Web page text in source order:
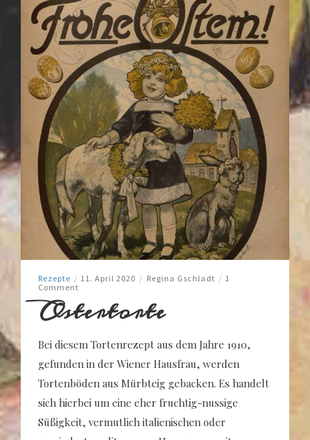
Rezepte / 11. April 2020 / Regina Gschladt / 1
Comment
Ostertorte
Bei diesem Tortenrezept aus dem Jahre 1910,
gefunden in der Wiener Hausfrau, werden
Tortenböden aus Mürbteig gebacken. Es handelt
sich hierbei um eine eher fruchtig-nussige
Süßigkeit, vermutlich italienischen oder